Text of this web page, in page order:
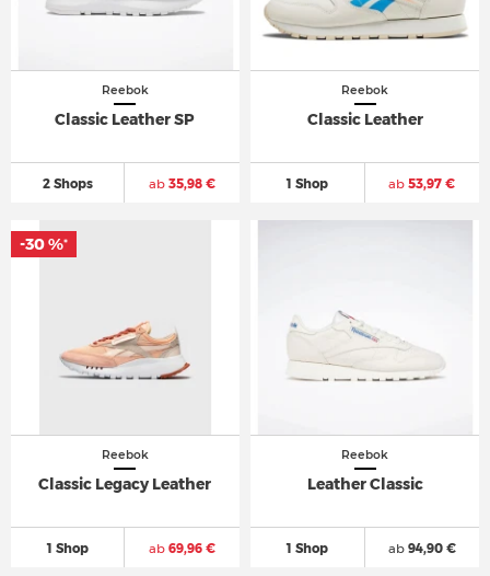
Reebok
Classic Leather SP
2 Shops ab35,98 €
Reebok
Classic Leather
1 Shop ab 53,97 €
Reebok
Classic Legacy Leather
1 Shop ab69,96 €
-30 %*
-30 %*
Reebok
Leather Classic
1 Shop ab94,90 €